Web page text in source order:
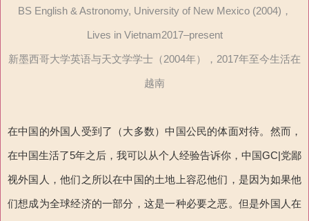
BS English & Astronomy, University of New Mexico (2004)，
Lives in Vietnam2017–present
新墨西哥大学英语与天文学学士（2004年），2017年至今生活在
越南
在中国的外国人受到了（大多数）中国公民的体面对待。然而，
在中国生活了5年之后，我可以从个人经验告诉你，中国GC|党鄙
视外国人，他们之所以在中国的土地上容忍他们，是因为如果他
们想成为全球经济的一部分，这是一种必要之恶。但是外国人在